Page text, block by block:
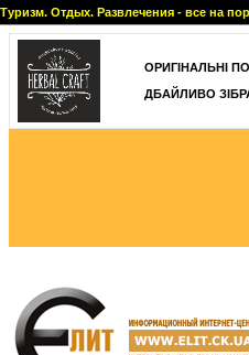
Туризм. Отдых. Развлечения - все на
ОРИГІНАЛЬНІ
ДБАЙЛИВО